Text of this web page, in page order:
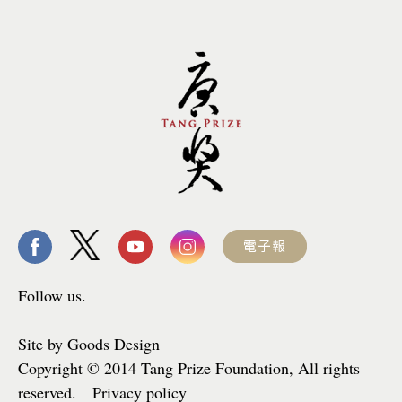
Follow us.
Site by Goods Design
Copyright © 2014 Tang Prize Foundation, All rights
reserved. Privacy policy